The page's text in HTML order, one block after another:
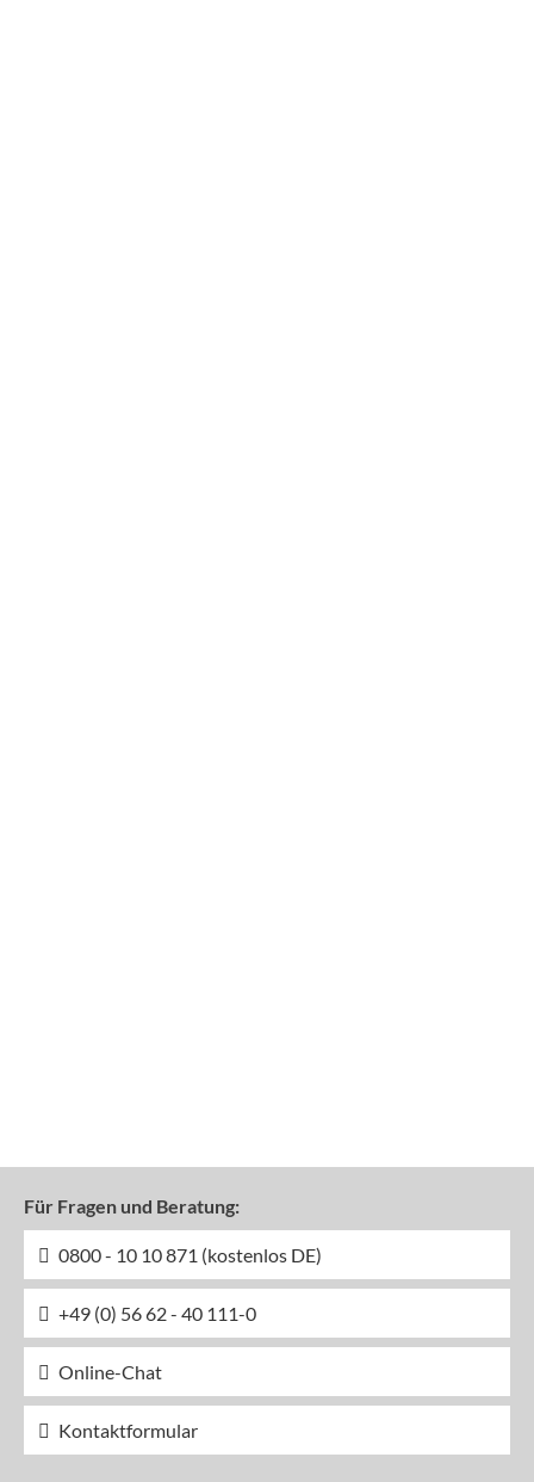
Für Fragen und Beratung:
0800 - 10 10 871 (kostenlos DE)
+49 (0) 56 62 - 40 111-0
Online-Chat
Kontaktformular